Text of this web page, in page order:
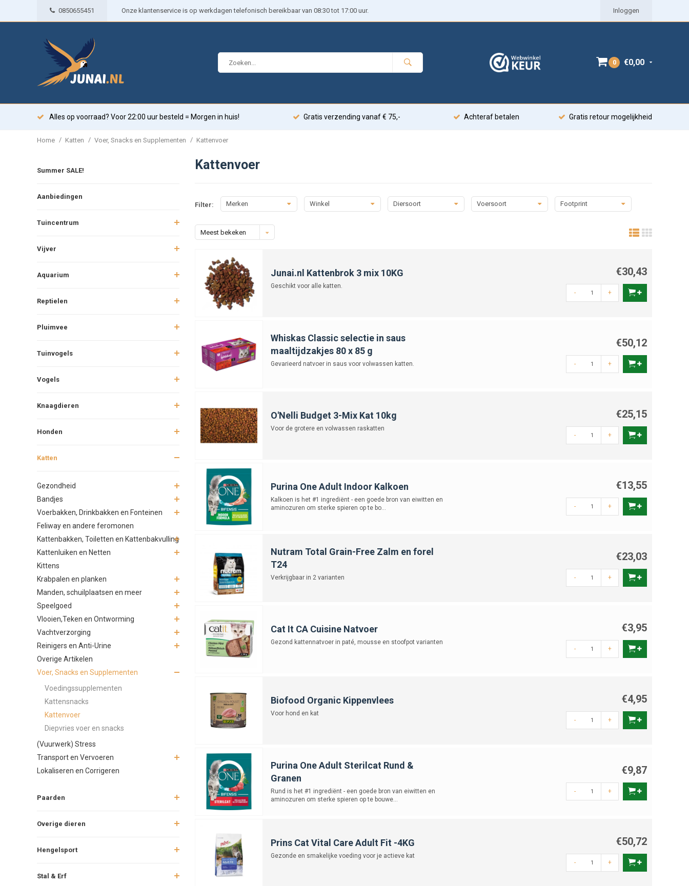
0850655451 Onze klantenservice is op werkdagen telefonisch bereikbaar van 08:30 tot 17:00 uur. Inloggen
0 €0,00
Alles op voorraad? Voor 22:00 uur besteld = Morgen in huis! Gratis verzending vanaf € 75,- Achteraf betalen Gratis retour mogelijkheid
Home / Katten / Voer, Snacks en Supplementen / Kattenvoer
Summer SALE!
Aanbiedingen
Tuincentrum
Vijver
Aquarium
Reptielen
Pluimvee
Tuinvogels
Vogels
Knaagdieren
Honden
Katten
Gezondheid
Bandjes
Voerbakken, Drinkbakken en Fonteinen
Feliway en andere feromonen
Kattenbakken, Toiletten en Kattenbakvulling
Kattenluiken en Netten
Kittens
Krabpalen en planken
Manden, schuilplaatsen en meer
Speelgoed
Vlooien,Teken en Ontworming
Vachtverzorging
Reinigers en Anti-Urine
Overige Artikelen
Voer, Snacks en Supplementen
Voedingssupplementen
Kattensnacks
Kattenvoer
Diepvries voer en snacks
(Vuurwerk) Stress
Transport en Vervoeren
Lokaliseren en Corrigeren
Paarden
Overige dieren
Hengelsport
Stal & Erf
Kattenvoer
Filter: Merken Winkel Diersoort Voersoort Footprint
Meest bekeken
Junai.nl Kattenbrok 3 mix 10KG
Geschikt voor alle katten.
€30,43
- +
Whiskas Classic selectie in saus
maaltijdzakjes 80 x 85 g
Gevarieerd natvoer in saus voor volwassen katten.
€50,12
- +
O'Nelli Budget 3-Mix Kat 10kg
Voor de grotere en volwassen raskatten
€25,15
- +
Purina One Adult Indoor Kalkoen
Kalkoen is het #1 ingrediënt - een goede bron van eiwitten en
aminozuren om sterke spieren op te bo...
€13,55
- +
Nutram Total Grain-Free Zalm en forel
T24
Verkrijgbaar in 2 varianten
€23,03
- +
Cat It CA Cuisine Natvoer
Gezond kattennatvoer in paté, mousse en stoofpot varianten
€3,95
- +
Biofood Organic Kippenvlees
Voor hond en kat
€4,95
- +
Purina One Adult Sterilcat Rund &
Granen
Rund is het #1 ingrediënt - een goede bron van eiwitten en
aminozuren om sterke spieren op te bouwe...
€9,87
- +
Prins Cat Vital Care Adult Fit -4KG
Gezonde en smakelijke voeding voor je actieve kat
€50,72
- +